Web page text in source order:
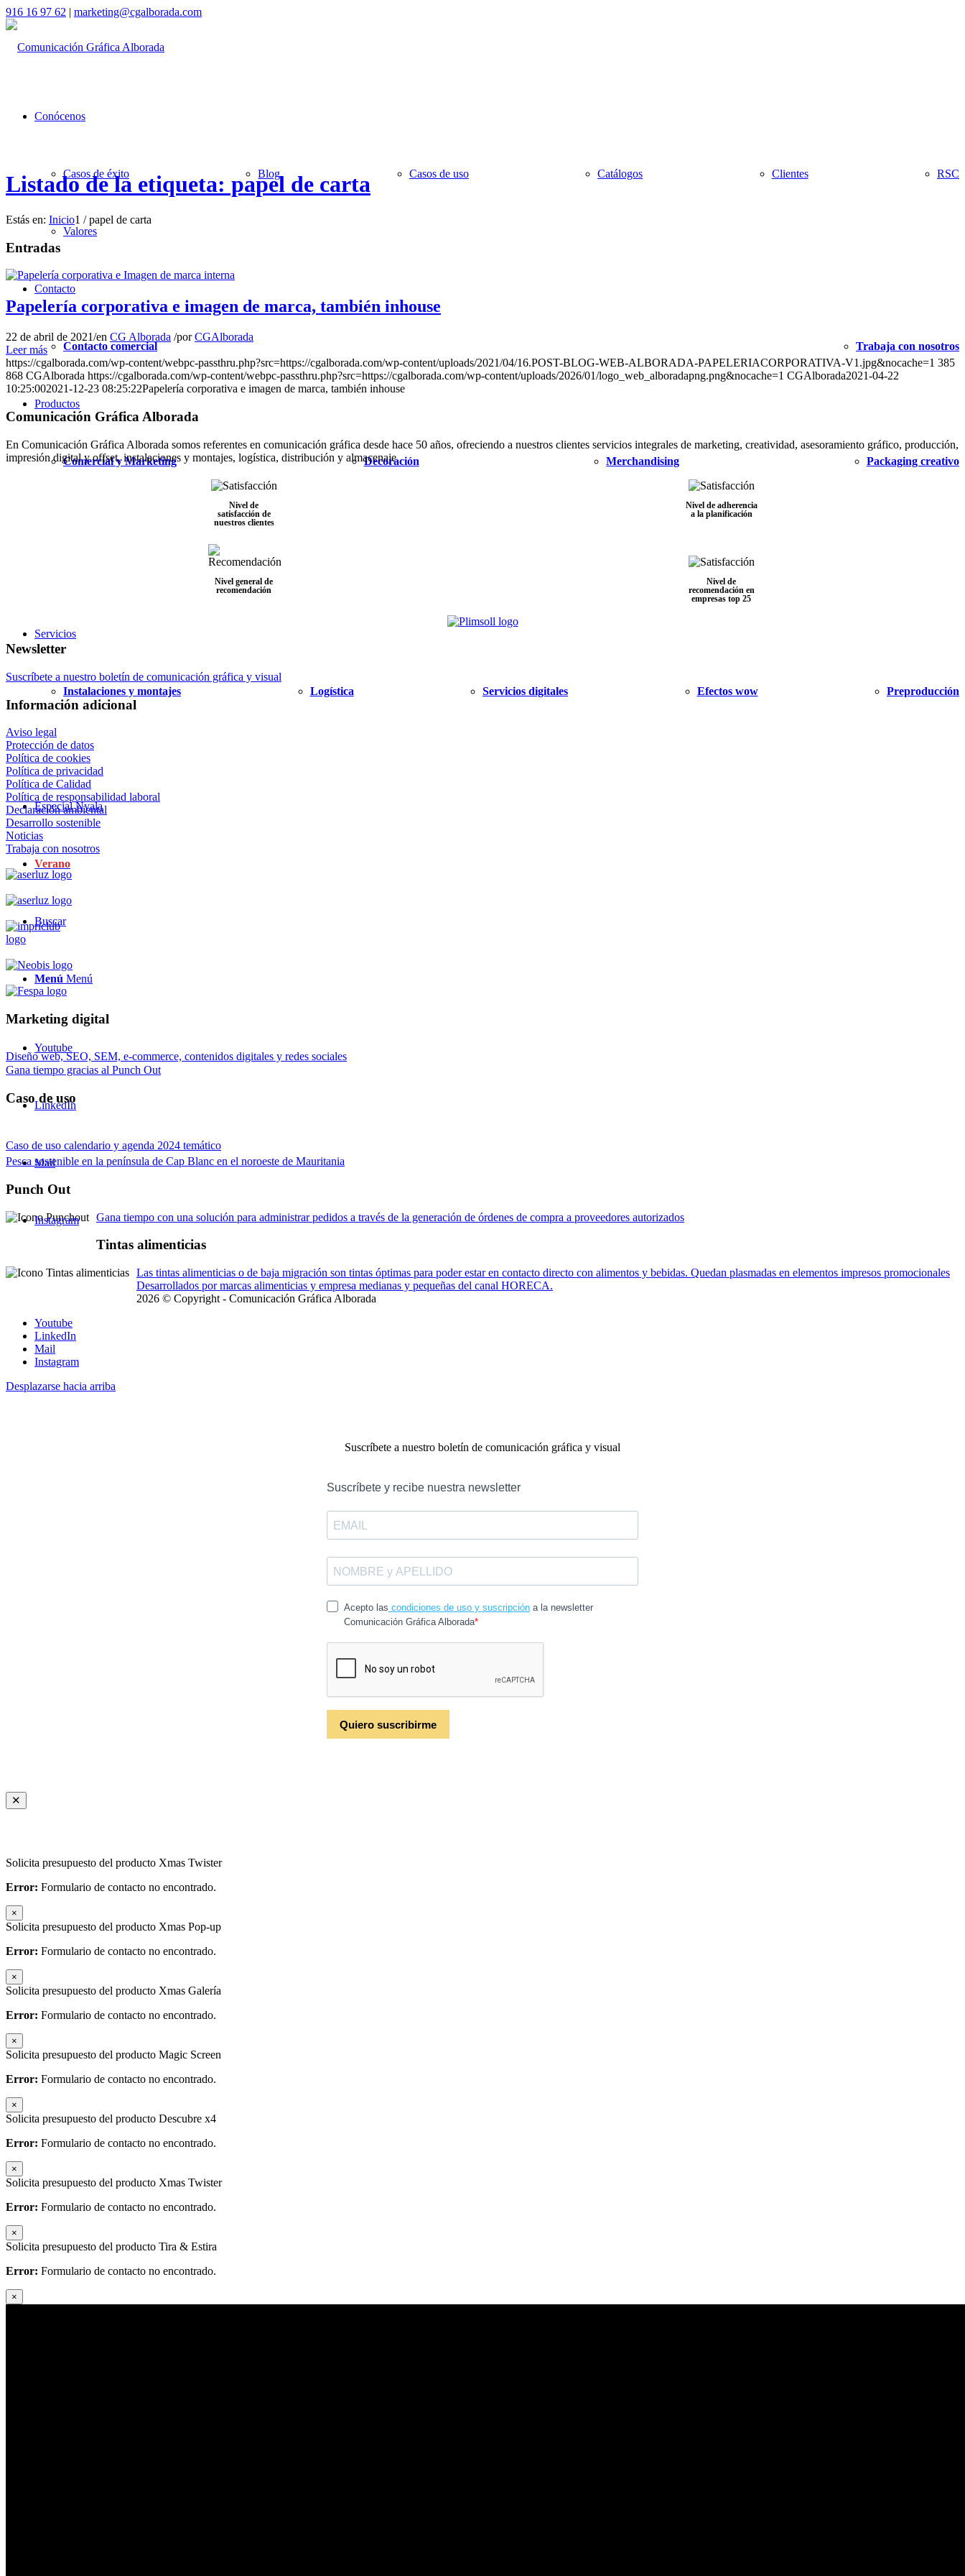
916 16 97 62 | marketing@cgalborada.com
Conócenos
Casos de éxito Blog Casos de uso Catálogos Clientes RSC
Valores
Contacto
Contacto comercial Trabaja con nosotros
Productos
Comercial y Marketing Decoración Merchandising Packaging creativo
Servicios
Instalaciones y montajes Logística Servicios digitales Efectos wow Preproducción
Especial Nyala
Verano
Buscar
Menú Menú
Youtube
LinkedIn
Mail
Instagram
Listado de la etiqueta: papel de carta
Estás en: Inicio1 / papel de carta
Entradas
Papelería corporativa e imagen de marca, también inhouse
22 de abril de 2021/en CG Alborada /porCGAlborada
Leer más
https://cgalborada.com/wp-content/webpc-passthru.php?src=https://cgalborada.com/wp-content/uploads/2021/04/16.POST-BLOG-WEB-ALBORADA-PAPELERIACORPORATIVA-V1.jpg&nocache=1 385
868 CGAlborada https://cgalborada.com/wp-content/webpc-passthru.php?src=https://cgalborada.com/wp-content/uploads/2026/01/logo_web_alboradapng.png&nocache=1 CGAlborada2021-04-22
10:25:002021-12-23 08:25:22Papelería corporativa e imagen de marca, también inhouse
Comunicación Gráfica Alborada
En Comunicación Gráfica Alborada somos referentes en comunicación gráfica desde hace 50 años, ofreciendo a nuestros clientes servicios integrales de marketing, creatividad, asesoramiento gráfico, producción,
impresión digital y offset, instalaciones y montajes, logística, distribución y almacenaje
Nivel de
satisfacción de
nuestros clientes
Nivel de adherencia
a la planificación
Nivel general de
recomendación
Nivel de
recomendación en
empresas top 25
Newsletter
Suscríbete a nuestro boletín de comunicación gráfica y visual
Información adicional
Aviso legal
Protección de datos
Política de cookies
Política de privacidad
Política de Calidad
Política de responsabilidad laboral
Declaración ambiental
Desarrollo sostenible
Noticias
Trabaja con nosotros
Marketing digital
Diseño web, SEO, SEM, e-commerce, contenidos digitales y redes sociales
Gana tiempo gracias al Punch Out
Caso de uso
Caso de uso calendario y agenda 2024 temático
Pesca sostenible en la península de Cap Blanc en el noroeste de Mauritania
Punch Out
Gana tiempo con una solución para administrar pedidos a través de la generación de órdenes de compra a proveedores autorizados
Tintas alimenticias
Las tintas alimenticias o de baja migración son tintas óptimas para poder estar en contacto directo con alimentos y bebidas. Quedan plasmadas en elementos impresos promocionales
Desarrollados por marcas alimenticias y empresa medianas y pequeñas del canal HORECA.
2026 © Copyright - Comunicación Gráfica Alborada
Youtube
LinkedIn
Mail
Instagram
Desplazarse hacia arriba
Suscríbete a nuestro boletín de comunicación gráfica y visual
✕
Solicita presupuesto del producto Xmas Twister
Error: Formulario de contacto no encontrado.
×
Solicita presupuesto del producto Xmas Pop-up
Error: Formulario de contacto no encontrado.
×
Solicita presupuesto del producto Xmas Galería
Error: Formulario de contacto no encontrado.
×
Solicita presupuesto del producto Magic Screen
Error: Formulario de contacto no encontrado.
×
Solicita presupuesto del producto Descubre x4
Error: Formulario de contacto no encontrado.
×
Solicita presupuesto del producto Xmas Twister
Error: Formulario de contacto no encontrado.
×
Solicita presupuesto del producto Tira & Estira
Error: Formulario de contacto no encontrado.
×